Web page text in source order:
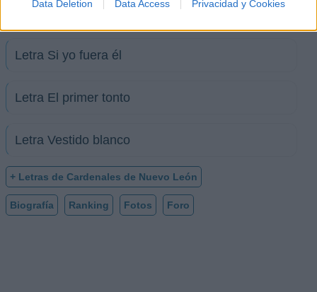
Data Deletion Data Access Privacidad y Cookies
Letra Compréndala
Letra Si yo fuera él
Letra El primer tonto
Letra Vestido blanco
+ Letras de Cardenales de Nuevo León
Biografía Ranking Fotos Foro